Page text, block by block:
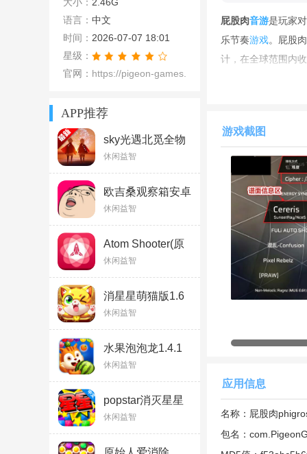
语言： 中文
时间： 2026-07-07 18:01
星级：
官网： https://pigeon-games.com/
APP推荐
sky光遇北觅全物
品解锁版
v0.34.1(404272)
最新版
休闲益智
欧吉桑观察箱安卓
版
休闲益智
Atom Shooter(原
子射手安卓版)
休闲益智
消星星萌猫版1.6
休闲益智
水果泡泡龙1.4.1
休闲益智
popstar消灭星星
v4.2.2
休闲益智
屁股肉音游是玩家
乐节奏游戏。屁股
计，在全球范围内
力，这款游戏都能
无轨动态判定线
四种音符系统：包
不同的触发方式，
游戏截图
应用信息
名称： 屁股肉
包名：